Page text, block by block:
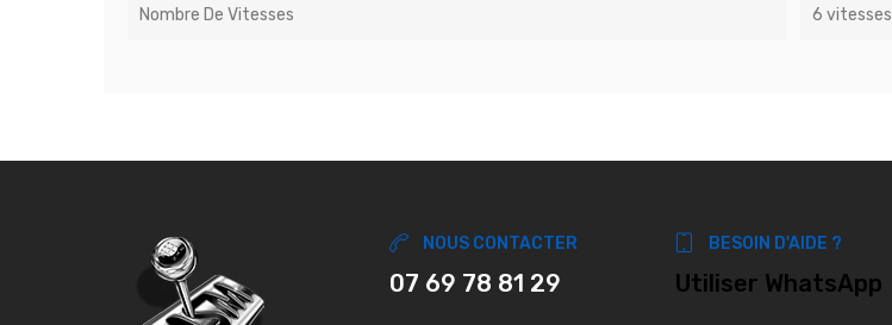
Nombre De Vitesses 6 vitesses
NOUS CONTACTER
07 69 78 81 29
BESOIN D'AIDE ?
Utiliser WhatsApp